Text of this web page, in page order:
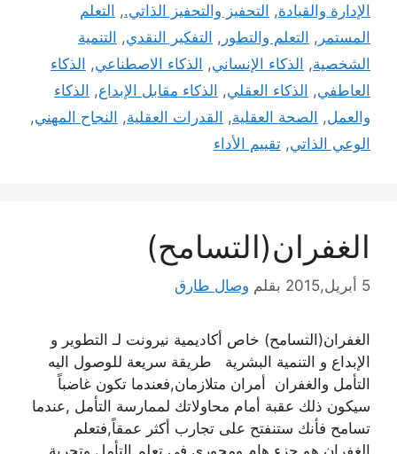
الإدارة والقيادة, التحفيز والتحفيز الذاتي., التعلم
المستمر , التعلم والتطور , التفكير النقدي, التنمية
الشخصية, الذكاء الإنساني, الذكاء الاصطناعي, الذكاء
العاطفي, الذكاء العقلي, الذكاء مقابل الإبداع, الذكاء
والعمل, الصحة العقلية, القدرات العقلية, النجاح المهني,
الوعي الذاتي, تقييم الأداء
الغفران(التسامح)
5 أبريل,2015 بقلم وصال طارق
الغفران(التسامح) خاص أكاديمية نيرونت لـ التطوير و
الإبداع و التنمية البشرية طريقة سريعة للوصول اليه
التأمل والغفران أمران متلازمان,فعندما تكون غاضباً
سيكون ذلك عقبة أمام محاولاتك لممارسة التأمل ,عندما
تسامح فأنك ستنفتح على تجارب أكثر عمقاً,فتعلم